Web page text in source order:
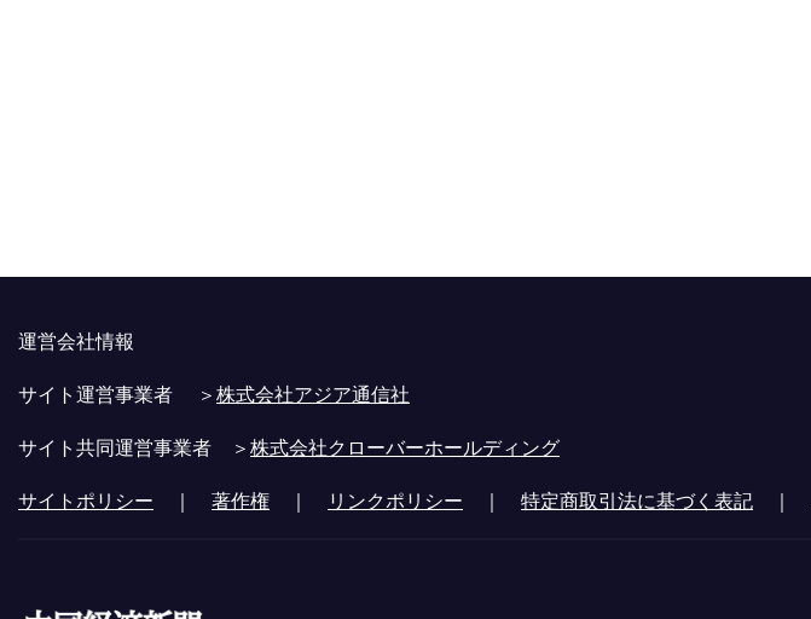
運営会社情報
サイト運営事業者 ＞株式会社アジア通信社
サイト共同運営事業者 ＞株式会社クローバーホールディング
サイトポリシー ｜ 著作権 ｜ リンクポリシー ｜ 特定商取引法に基づく表記 ｜